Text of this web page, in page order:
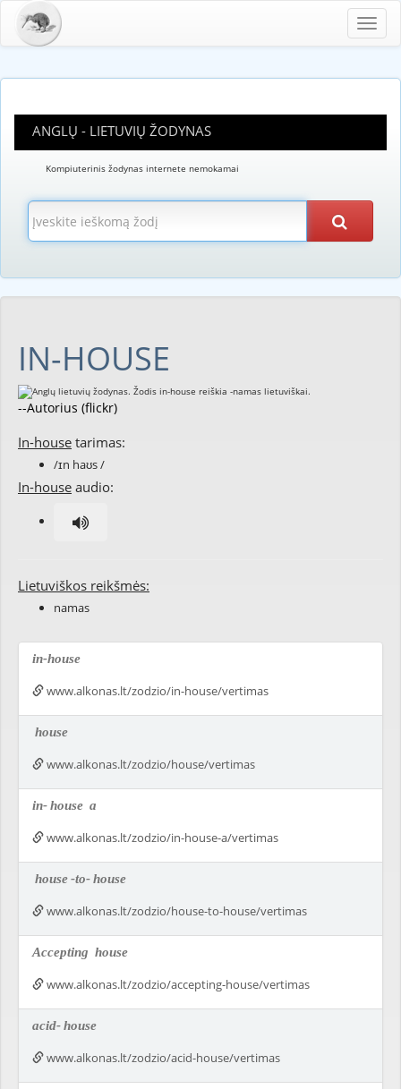
ANGLŲ - LIETUVIŲ ŽODYNAS
Kompiuterinis žodynas internete nemokamai
IN-HOUSE
--Autorius (flickr)
In-house tarimas:
/ɪn haʊs /
In-house audio:
Lietuviškos reikšmės:
namas
in-house
www.alkonas.lt/zodzio/in-house/vertimas
house
www.alkonas.lt/zodzio/house/vertimas
in-house a
www.alkonas.lt/zodzio/in-house-a/vertimas
house-to-house
www.alkonas.lt/zodzio/house-to-house/vertimas
Accepting house
www.alkonas.lt/zodzio/accepting-house/vertimas
acid-house
www.alkonas.lt/zodzio/acid-house/vertimas